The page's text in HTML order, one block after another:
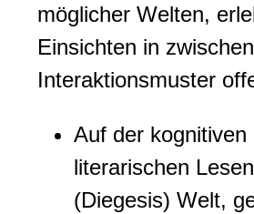
möglicher Welten,
Einsichten in
Interaktionsmuster
Auf der kognitiven
literarischen
(Diegesis) Welt,